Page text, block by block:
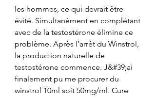
les hommes, ce qui devrait être
évité. Simultanément en complétant
avec de la testostérone élimine ce
problème. Après l’arrêt du Winstrol,
la production naturelle de
testostérone commence. J&#39;ai
finalement pu me procurer du
winstrol 10ml soit 50mg/ml. Cure